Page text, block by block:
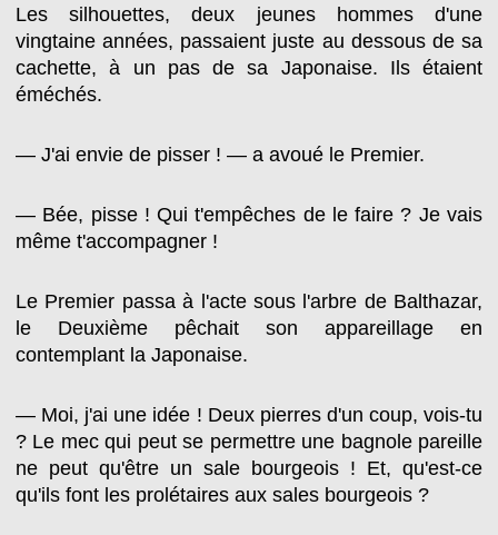
Les silhouettes, deux jeunes hommes d'une
vingtaine années, passaient juste au dessous de sa
cachette, à un pas de sa Japonaise. Ils étaient
éméchés.
— J'ai envie de pisser ! — a avoué le Premier.
— Bée, pisse ! Qui t'empêches de le faire ? Je vais
même t'accompagner !
Le Premier passa à l'acte sous l'arbre de Balthazar,
le Deuxième pêchait son appareillage en
contemplant la Japonaise.
— Moi, j'ai une idée ! Deux pierres d'un coup, vois-tu
? Le mec qui peut se permettre une bagnole pareille
ne peut qu'être un sale bourgeois ! Et, qu'est-ce
qu'ils font les prolétaires aux sales bourgeois ?